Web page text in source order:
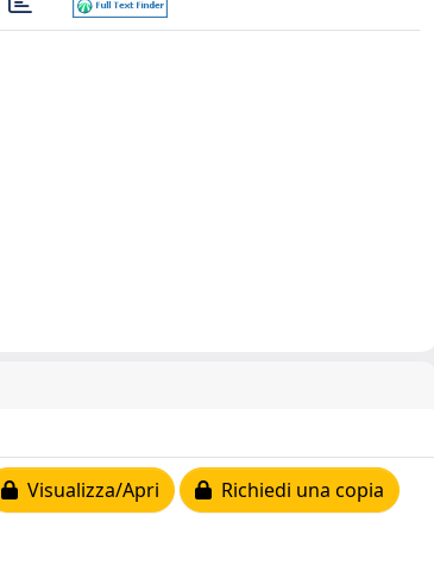
Visualizza/Apri Richiedi una copia